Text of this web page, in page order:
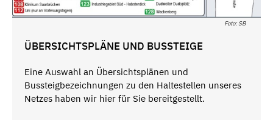
Foto: SB
ÜBERSICHTSPLÄNE UND BUSSTEIGE
Eine Auswahl an Übersichtsplänen und
Bussteigbezeichnungen zu den Haltestellen unseres
Netzes haben wir hier für Sie bereitgestellt.